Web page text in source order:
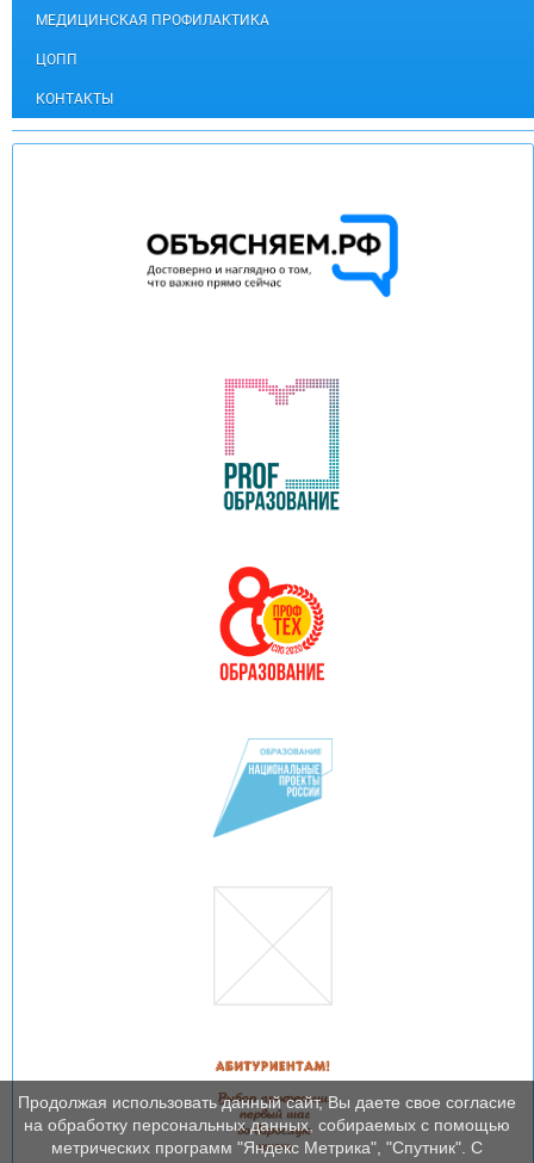
МЕДИЦИНСКАЯ ПРОФИЛАКТИКА
ЦОПП
КОНТАКТЫ
Продолжая использовать данный сайт, Вы даете свое согласие
на обработку персональных данных, собираемых с помощью
метрических программ "Яндекс Метрика", "Спутник". С